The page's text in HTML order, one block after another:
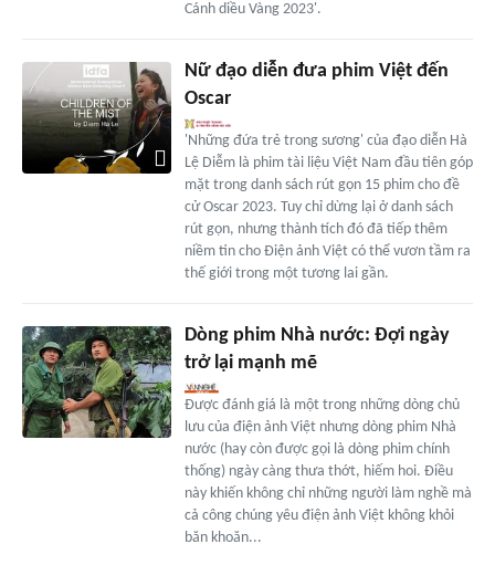
Cánh diều Vàng 2023'.
Nữ đạo diễn đưa phim Việt đến
Oscar
'Những đứa trẻ trong sương' của đạo diễn Hà
Lệ Diễm là phim tài liệu Việt Nam đầu tiên góp
mặt trong danh sách rút gọn 15 phim cho đề
cử Oscar 2023. Tuy chỉ dừng lại ở danh sách
rút gọn, nhưng thành tích đó đã tiếp thêm
niềm tin cho Điện ảnh Việt có thể vươn tầm ra
thế giới trong một tương lai gần.
Dòng phim Nhà nước: Đợi ngày
trở lại mạnh mẽ
Được đánh giá là một trong những dòng chủ
lưu của điện ảnh Việt nhưng dòng phim Nhà
nước (hay còn được gọi là dòng phim chính
thống) ngày càng thưa thớt, hiếm hoi. Điều
này khiến không chỉ những người làm nghề mà
cả công chúng yêu điện ảnh Việt không khỏi
băn khoăn...